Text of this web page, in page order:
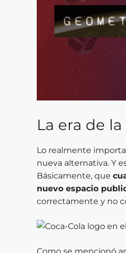
La era de
Lo realmente
nueva alternativa. Y
Básicamente, que
nuevo espacio
correctamente y no
Como se mencionó